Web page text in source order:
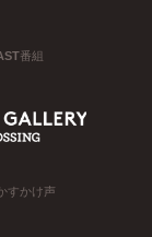
番組
すかけ声